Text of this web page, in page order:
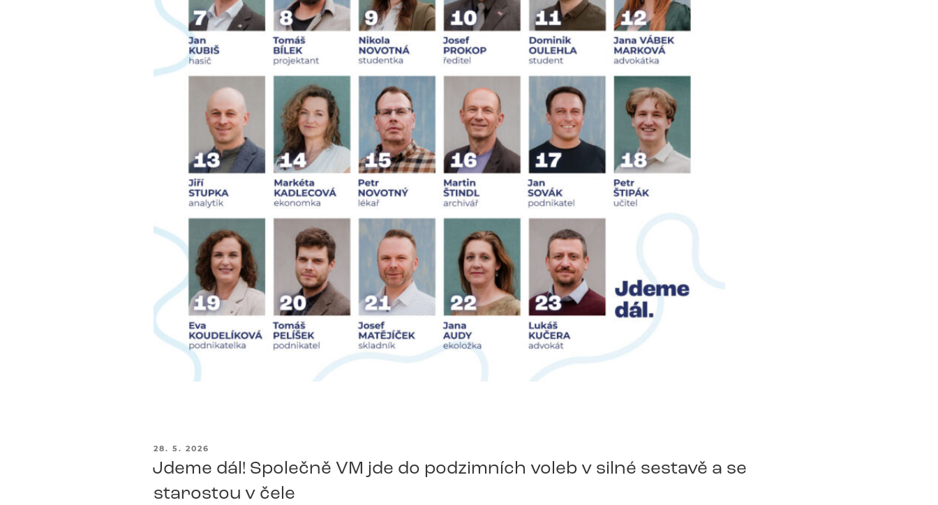
PUBLIKOVÁNO
28. 5. 2026
Jdeme dál! Společně VM jde do podzimních voleb v silné sestavě a se
starostou v čele